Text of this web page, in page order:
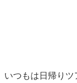
いつもは日帰り